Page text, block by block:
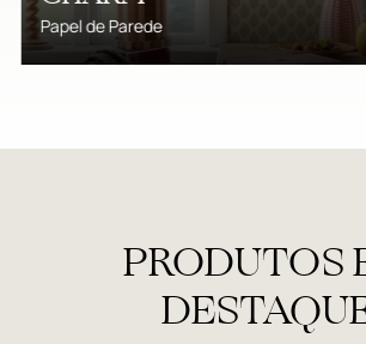
Papel de Parede
PRODUTOS